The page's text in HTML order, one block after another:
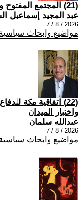
(21) المجتمع المفتوح وأعداؤه
عبد المجيد إسماعيل
2026 / 8 / 7
مواضيع وابحاث سياسية
(22) اتفاقية مكة
واختبار الميدان
عبدالله سلمان
2026 / 8 / 7
مواضيع وابحاث سياسية